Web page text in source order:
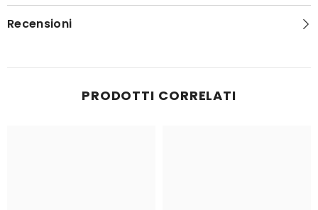
Recensioni
PRODOTTI CORRELATI